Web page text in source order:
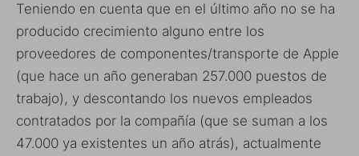
Teniendo en cuenta que en el último año no se ha
producido crecimiento alguno entre los
proveedores de componentes/transporte de Apple
(que hace un año generaban 257.000 puestos de
trabajo), y descontando los nuevos empleados
contratados por la compañía (que se suman a los
47.000 ya existentes un año atrás), actualmente